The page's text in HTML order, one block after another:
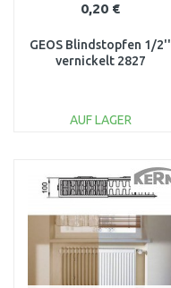
0,20 €
GEOS Blindstopfen 1/2''
vernickelt 2827
AUF LAGER
Vergleichen